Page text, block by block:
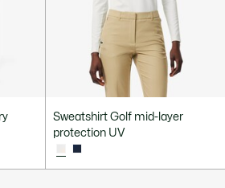
Sweatshirt Golf mid-layer
protection UV